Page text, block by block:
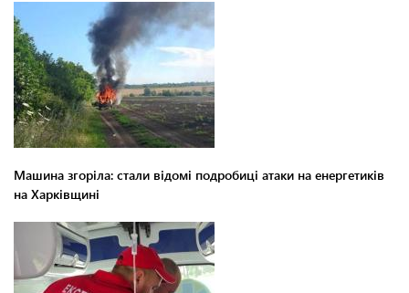
Машина згоріла: стали відомі подробиці атаки на енергетиків
на Харківщині